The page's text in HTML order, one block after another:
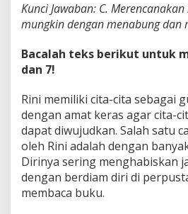
Kunci Jawaban: C.
mungkin dengan menabung dan
Bacalah teks berikut untuk
dan 7!
Rini memiliki cita-cita sebagai
dengan amat keras agar cita-
dapat diwujudkan. Salah satu
oleh Rini adalah dengan
Dirinya sering menghabiskan
dengan berdiam diri di
membaca buku.